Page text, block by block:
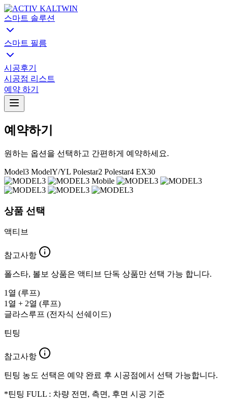
스마트 솔루션
스마트 필름
시공후기
시공점 리스트
예약 하기
예약하기
원하는 옵션을 선택하고 간편하게 예약하세요.
Model3 ModelY/YL Polestar2 Polestar4 EX30
상품 선택
액티브
참고사항
폴스타, 볼보 상품은 액티브 단독 상품만 선택 가능 합니다.
1열 (루프)
1열 + 2열 (루프)
글라스루프 (전자식 선쉐이드)
틴팅
참고사항
틴팅 농도 선택은 예약 완료 후 시공점에서 선택 가능합니다.
*틴팅 FULL : 차량 전면, 측면, 후면 시공 기준